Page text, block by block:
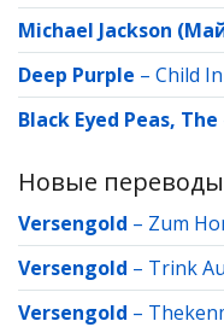
Michael Jackson
Deep Purple – Child
Black Eyed Peas, The
Новые переводы
Versengold – Zum
Versengold – Trink
Versengold –